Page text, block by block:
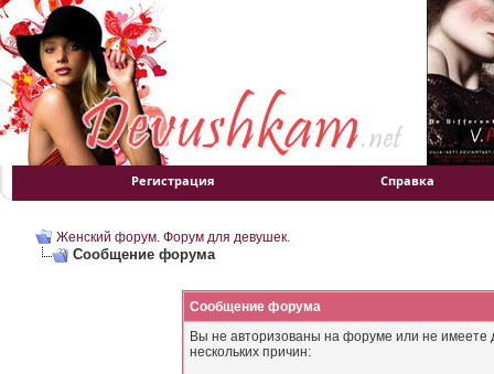
Регистрация Справка
Женский форум. Форум для девушек.
Сообщение форума
Сообщение форума
Вы не авторизованы на форуме или не имеете
нескольких причин: